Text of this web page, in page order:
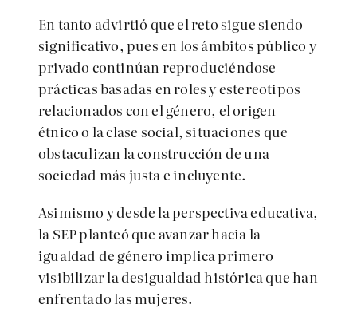
En tanto advirtió que el reto sigue siendo
significativo, pues en los ámbitos público y
privado continúan reproduciéndose
prácticas basadas en roles y estereotipos
relacionados con el género, el origen
étnico o la clase social, situaciones que
obstaculizan la construcción de una
sociedad más justa e incluyente.
Asimismo y desde la perspectiva educativa,
la SEP planteó que avanzar hacia la
igualdad de género implica primero
visibilizar la desigualdad histórica que han
enfrentado las mujeres.